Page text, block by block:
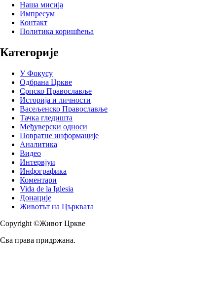
Наша мисија
Импресум
Контакт
Политика коришћења
Категорије
У Фокусу
Одбрана Цркве
Српско Православље
Историја и личности
Васељенско Православље
Тачка гледишта
Међуверски односи
Повратне информације
Аналитика
Видео
Интервјуи
Инфографика
Коментари
Vida de la Iglesia
Донације
Животът на Църквата
Copyright ©Живот Цркве
Сва права придржана.